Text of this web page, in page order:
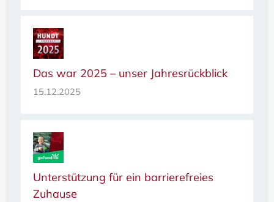
Das war 2025 – unser Jahresrückblick
15.12.2025
Unterstützung für ein barrierefreies
Zuhause